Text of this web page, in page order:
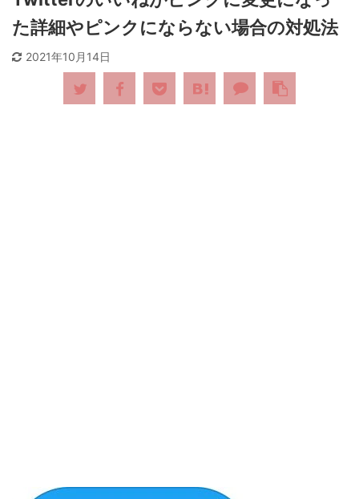
た詳細やピンクにならない場合の対処法
2021年10月14日